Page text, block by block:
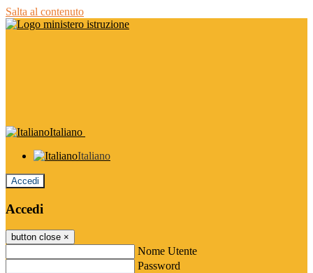
Salta al contenuto
Italiano
Italiano
Accedi
Accedi
button close ×
Nome Utente
Password